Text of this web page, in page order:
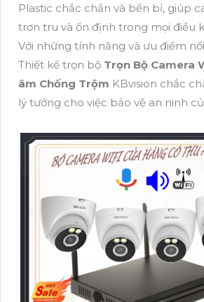
Plastic chắc chắn và bền bỉ, giúp
trơn tru và ổn định trong mọi điều
Với những tính năng và ưu điểm
Thiết kế trọn bộ Trọn Bộ Camera
âm Chống Trộm KBvision chắc
lý tưởng cho việc bảo vệ an ninh